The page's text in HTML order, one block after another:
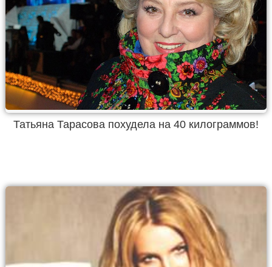
Татьяна Тарасова похудела на 40 килограммов!